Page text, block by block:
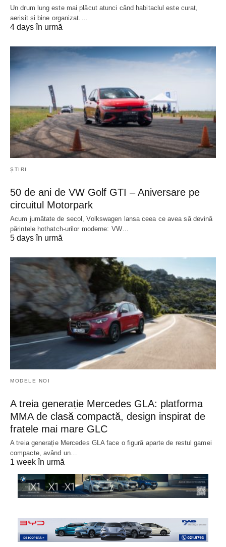
Un drum lung este mai plăcut atunci când habitaclul este curat,
aerisit și bine organizat.…
4 days în urmă
ȘTIRI
50 de ani de VW Golf GTI – Aniversare pe
circuitul Motorpark
Acum jumătate de secol, Volkswagen lansa ceea ce avea să devină
părintele hothatch-urilor moderne: VW…
5 days în urmă
MODELE NOI
A treia generație Mercedes GLA: platforma
MMA de clasă compactă, design inspirat de
fratele mai mare GLC
A treia generație Mercedes GLA face o figură aparte de restul gamei
compacte, având un…
1 week în urmă